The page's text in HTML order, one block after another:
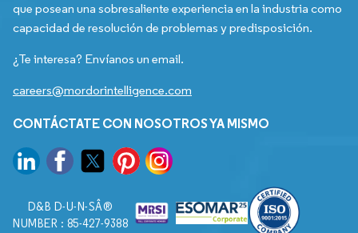
que posean una sobresaliente experiencia en la industria como
capacidad de resolución de problemas y predisposición.
¿Te interesa? Envíanos un email.
careers@mordorintelligence.com
CONTÁCTATE CON NOSOTROS YA MISMO
D&B D-U-N-SÂ®
NUMBER : 85-427-9388